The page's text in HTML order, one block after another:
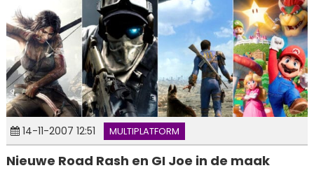
14-11-2007 12:51 MULTIPLATFORM
Nieuwe Road Rash en GI Joe in de maak